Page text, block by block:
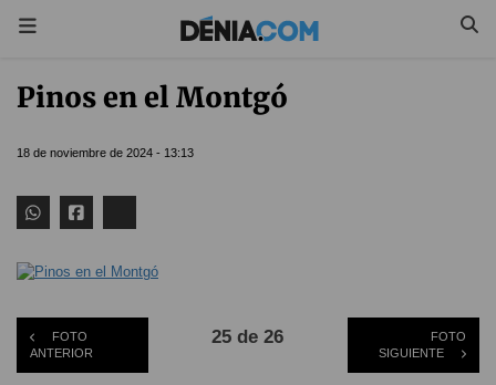
Pinos en el Montgó
18 de noviembre de 2024 - 13:13
FOTO
ANTERIOR
25 de 26
FOTO
SIGUIENTE